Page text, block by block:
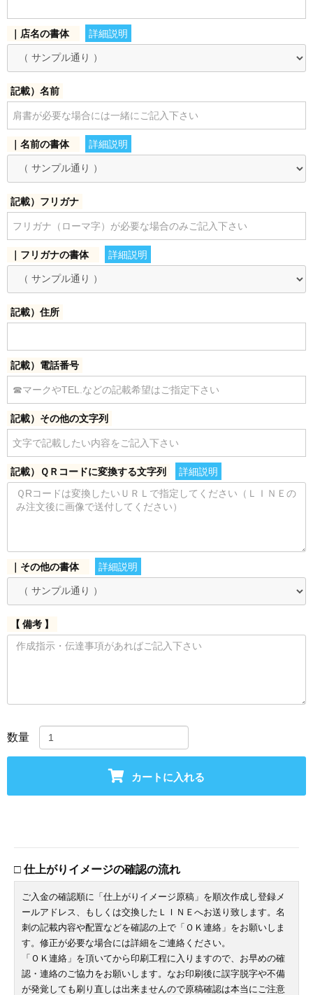
｜店名の書体 詳細説明
記載）名前
｜名前の書体 詳細説明
記載）フリガナ
｜フリガナの書体 詳細説明
記載）住所
記載）電話番号
記載）その他の文字列
記載）ＱＲコードに変換する文字列 詳細説明
｜その他の書体 詳細説明
【 備考 】
数量
カートに入れる
お買い物を続ける
□ 仕上がりイメージの確認の流れ
ご入金の確認順に「仕上がりイメージ原稿」を順次作成し登録メ
ールアドレス、もしくは交換したＬＩＮＥへお送り致します。名
刺の記載内容や配置などを確認の上で「ＯＫ連絡」をお願いしま
す。修正が必要な場合には詳細をご連絡ください。
「ＯＫ連絡」を頂いてから印刷工程に入りますので、お早めの確
認・連絡のご協力をお願いします。なお印刷後に誤字脱字や不備
が発覚しても刷り直しは出来ませんので原稿確認は本当にご注意